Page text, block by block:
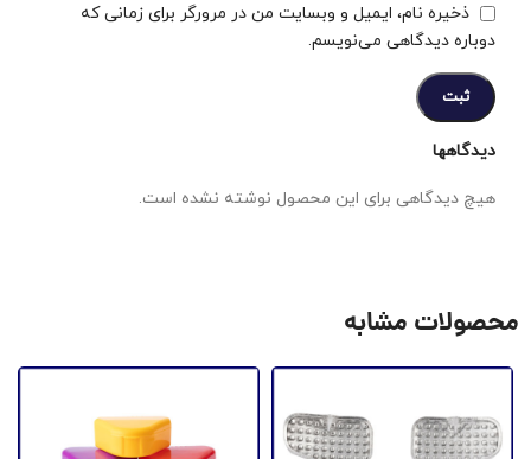
دیدگاهها
هیچ دیدگاهی برای این محصول نوشته نشده است.
ذخیره نام، ایمیل و وبسایت من در مرورگر برای زمانی که
دوباره دیدگاهی می‌نویسم.
محصولات مشابه